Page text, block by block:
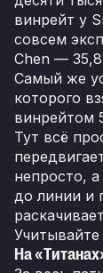
винрейт у
совсем
Chen —
Самый же
которого
винрейтом
Тут всё
непросто,
до линии и
На